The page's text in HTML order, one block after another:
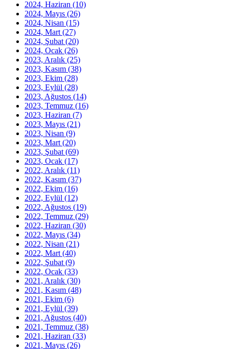
2024, Haziran (10)
2024, Mayıs (26)
2024, Nisan (15)
2024, Mart (27)
2024, Şubat (20)
2024, Ocak (26)
2023, Aralık (25)
2023, Kasım (38)
2023, Ekim (28)
2023, Eylül (28)
2023, Ağustos (14)
2023, Temmuz (16)
2023, Haziran (7)
2023, Mayıs (21)
2023, Nisan (9)
2023, Mart (20)
2023, Şubat (69)
2023, Ocak (17)
2022, Aralık (11)
2022, Kasım (37)
2022, Ekim (16)
2022, Eylül (12)
2022, Ağustos (19)
2022, Temmuz (29)
2022, Haziran (30)
2022, Mayıs (34)
2022, Nisan (21)
2022, Mart (40)
2022, Şubat (9)
2022, Ocak (33)
2021, Aralık (30)
2021, Kasım (48)
2021, Ekim (6)
2021, Eylül (39)
2021, Ağustos (40)
2021, Temmuz (38)
2021, Haziran (33)
2021, Mayıs (26)